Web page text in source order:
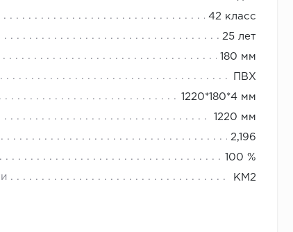
42 класс
25 лет
180 мм
ПВХ
1220*180*4 мм
1220 мм
2,196
100 %
КМ2